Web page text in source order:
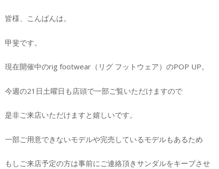
皆様、こんばんは。
甲斐です。
現在開催中のrig footwear（リグ フットウェア）のPOP UP。
今週の21日土曜日も店頭で一部ご覧いただけますので
是非ご来店いただけますと嬉しいです。
一部ご用意できないモデルや完売しているモデルもあるため
もしご来店予定の方は事前にご連絡頂きサンダルをキープさせ